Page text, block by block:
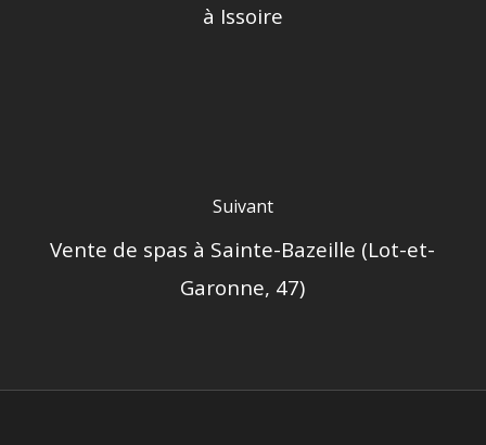
à Issoire
Suivant
Vente de spas à Sainte-Bazeille (Lot-et-
Garonne, 47)